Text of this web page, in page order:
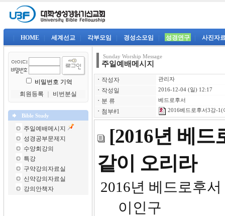
HOME 세계선교 각부모임 경성소모임 성경연구 사진자
비밀번호 기억
회원등록
비번분실
Bible Study
주일예배메시지
성경공부문제지
수양회강의
특강
구약강의자료실
신약강의자료실
강의안책자
Sunday Worship Message
주일예배메시지
ㆍ 작성자 관리자
ㆍ 작성일 2016-12-04 (일) 12:17
ㆍ 분 류 베드로후서
ㆍ 첨부#1 2016베드로후서3강-1(
[2016년 베드
같이 오리라
2016년
이인구